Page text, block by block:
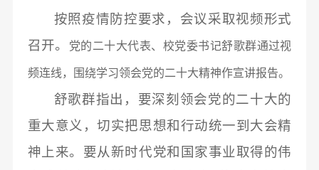
按照疫情防控要求，会议采取视频形式
召开。
党的二十大代表、校党委书记舒歌群通过视
频连线，围绕学习领会党的二十大精神作宣讲报告。
舒歌群指出，要深刻领会党的二十大的
重大意义，切实把思想和行动统一到大会精
神上来。要从新时代党和国家事业取得的伟